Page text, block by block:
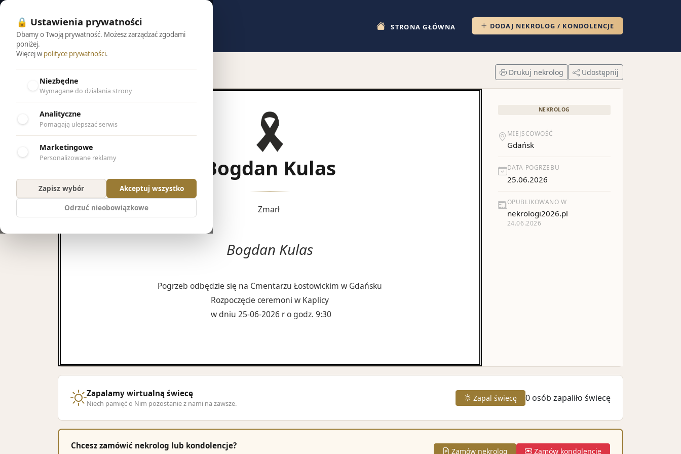
STRONA GŁÓWNA DODAJ NEKROLOG / KONDOLENCJE
Powrót do wyników Drukuj nekrolog Udostępnij
Bogdan Kulas
Zmarł
Bogdan Kulas
Pogrzeb odbędzie się na Cmentarzu Łostowickim w Gdańsku
Rozpoczęcie ceremoni w Kaplicy
w dniu 25-06-2026 r o godz. 9:30
NEKROLOG
MIEJSCOWOŚĆ
Gdańsk
DATA POGRZEBU
25.06.2026
OPUBLIKOWANO W
nekrologi2026.pl
24.06.2026
Zapalamy wirtualną świecę
Niech pamięć o Nim pozostanie z nami na zawsze.
Zapal świecę 0 osób zapaliło świecę
Chcesz zamówić nekrolog lub kondolencje?
Zamów nekrolog Zamów kondolencje
🔒 Ustawienia prywatności
Dbamy o Twoją prywatność. Możesz zarządzać zgodami
poniżej.
Więcej wpolityce prywatności.
Niezbędne
Wymagane do działania strony
Analityczne
Pomagają ulepszać serwis
Marketingowe
Personalizowane reklamy
Zapisz wybór
Akceptuj wszystko
Odrzuć nieobowiązkowe